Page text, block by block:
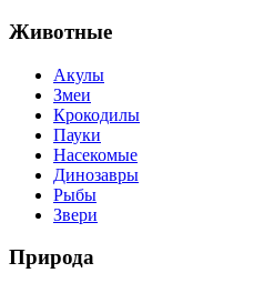
Животные
Акулы
Змеи
Крокодилы
Пауки
Насекомые
Динозавры
Рыбы
Звери
Природа